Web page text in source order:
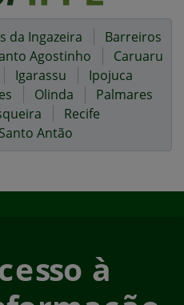
da Ingazeira
Barreiros
Agostinho
Caruaru
Igarassu
Ipojuca
Olinda
Palmares
Recife
Antão